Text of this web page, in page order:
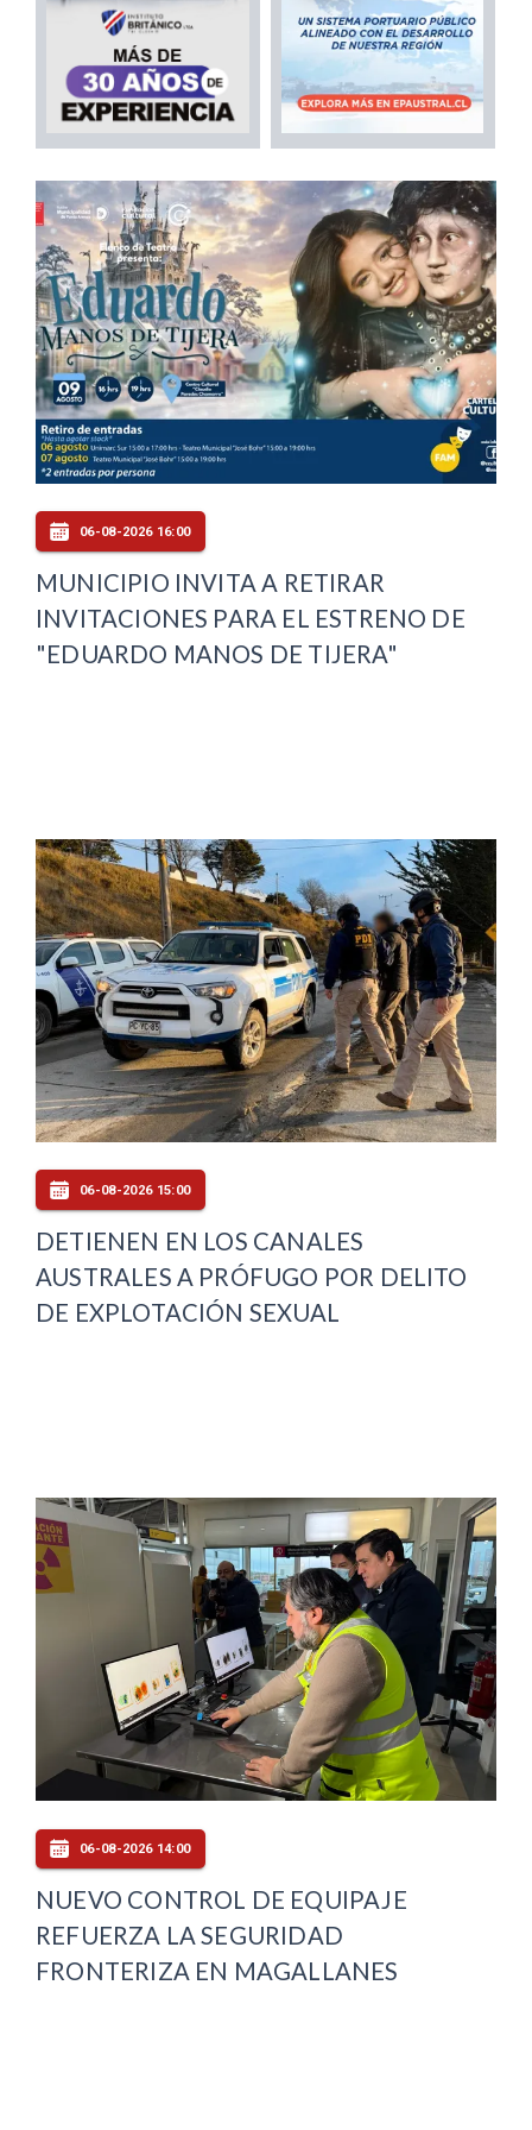
06-08-2026 16:00
MUNICIPIO INVITA A RETIRAR
INVITACIONES PARA EL ESTRENO DE
"EDUARDO MANOS DE TIJERA"
06-08-2026 15:00
DETIENEN EN LOS CANALES
AUSTRALES A PRÓFUGO POR DELITO
DE EXPLOTACIÓN SEXUAL
06-08-2026 14:00
NUEVO CONTROL DE EQUIPAJE
REFUERZA LA SEGURIDAD
FRONTERIZA EN MAGALLANES